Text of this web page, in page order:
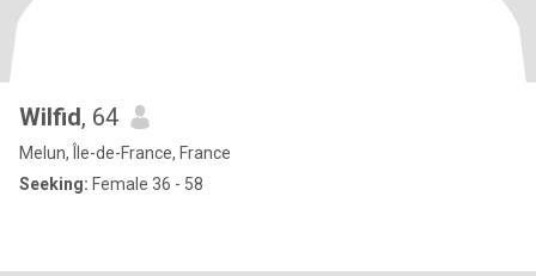
Wilfid, 64
Melun, Île-de-France, France
Seeking: Female 36 - 58